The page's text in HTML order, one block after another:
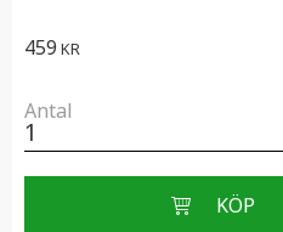
459 KR
Antal